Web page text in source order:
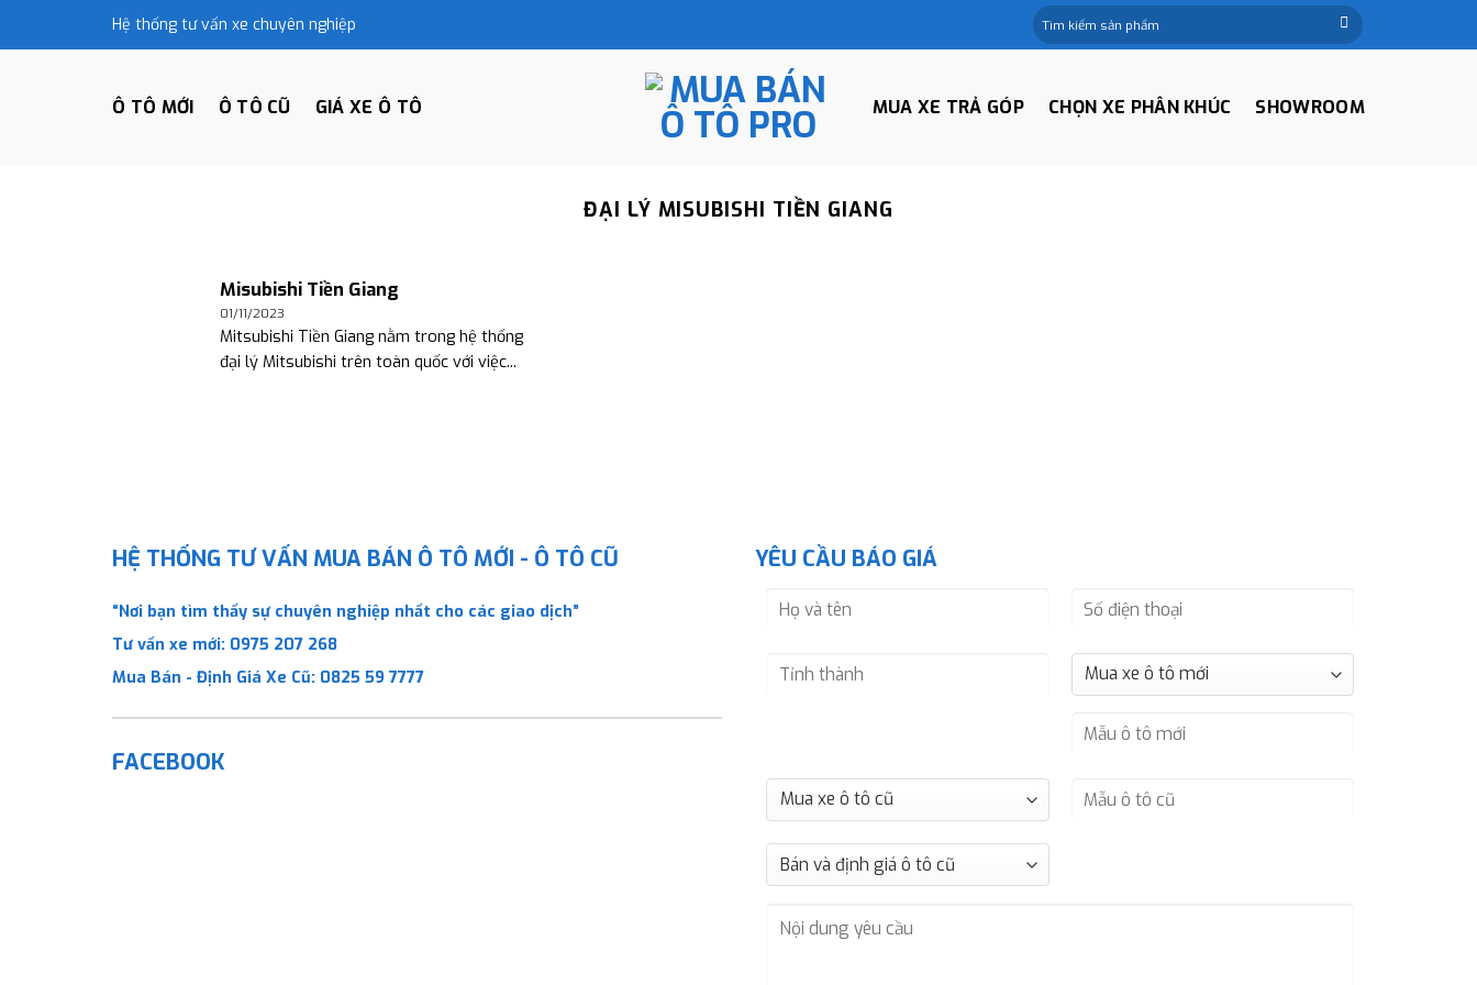
Hệ thống tư vấn xe chuyên nghiệp
Tìm
kiếm:
Ô TÔ MỚI Ô TÔ CŨ GIÁ XE Ô TÔ MUA XE TRẢ GÓP CHỌN XE PHÂN KHÚC SHOWROOM
ĐẠI LÝ MISUBISHI TIỀN GIANG
Misubishi Tiền Giang
01/11/2023
Mitsubishi Tiền Giang nằm trong hệ thống
đại lý Mitsubishi trên toàn quốc với việc...
HỆ THỐNG TƯ VẤN MUA BÁN Ô TÔ MỚI - Ô TÔ CŨ
“Nơi bạn tìm thấy sự chuyên nghiệp nhất cho các giao dịch”
Tư vấn xe mới: 0975 207 268
Mua Bán - Định Giá Xe Cũ: 0825 59 7777
FACEBOOK
YÊU CẦU BÁO GIÁ